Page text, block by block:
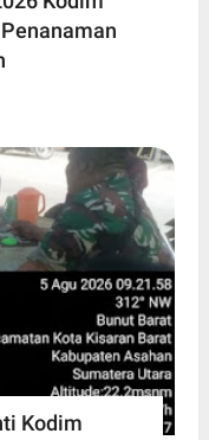
Kodim